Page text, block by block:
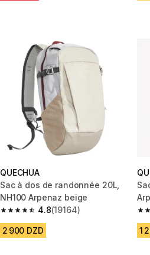
QUECHUA
Sac à dos de randonnée 20L,
NH100 Arpenaz beige
4.8
4.8 out of 5 stars from 19164 reviews
(19164)
2 900 DZD 1